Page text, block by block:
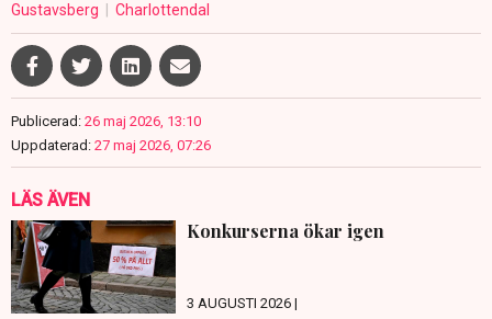
Gustavsberg
Charlottendal
Publicerad: 26 maj 2026, 13:10
Uppdaterad: 27 maj 2026, 07:26
LÄS ÄVEN
Konkurserna ökar igen
3 AUGUSTI 2026 |